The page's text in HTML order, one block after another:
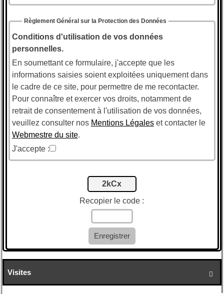

Visites
Règlement Général sur la Protection des Données
Conditions d'utilisation de vos données
personnelles.
En soumettant ce formulaire, j'accepte que les
informations saisies soient exploitées uniquement dans
le cadre de ce site, pour permettre de me recontacter.
Pour connaître et exercer vos droits, notamment de
retrait de consentement à l'utilisation de vos données,
veuillez consulter nos Mentions Légaleset contacter le
Webmestre du site.
J'accepte :
2kCx
Recopier le code :
Enregistrer